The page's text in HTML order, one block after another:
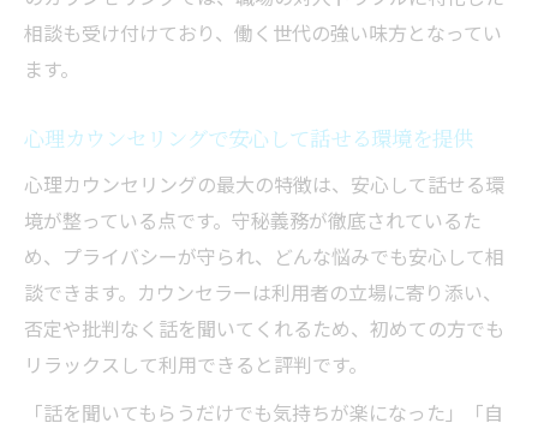
人間関係の再構築に役立つカウンセリング
相談も受け付けており、働く世代の強い味方となってい
ます。
心理カウンセリングで安心して話せる環境を提供
心理カウンセリングの最大の特徴は、安心して話せる環
境が整っている点です。守秘義務が徹底されているた
め、プライバシーが守られ、どんな悩みでも安心して相
談できます。カウンセラーは利用者の立場に寄り添い、
否定や批判なく話を聞いてくれるため、初めての方でも
リラックスして利用できると評判です。
「話を聞いてもらうだけでも気持ちが楽になった」「自